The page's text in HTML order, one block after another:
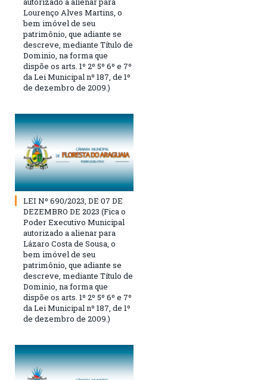
Lourenço Alves Martins, o
bem imóvel de seu
patrimônio, que adiante se
descreve, mediante Título de
Dominio, na forma que
dispõe os arts. 1º 2º 5º 6º e 7º
da Lei Municipal nº 187, de 1º
de dezembro de 2009.)
LEI Nº 690/2023, DE 07 DE
DEZEMBRO DE 2023 (Fica o
Poder Executivo Municipal
autorizado a alienar para
Lázaro Costa de Sousa, o
bem imóvel de seu
patrimônio, que adiante se
descreve, mediante Título de
Dominio, na forma que
dispõe os arts. 1º 2º 5º 6º e 7º
da Lei Municipal nº 187, de 1º
de dezembro de 2009.)